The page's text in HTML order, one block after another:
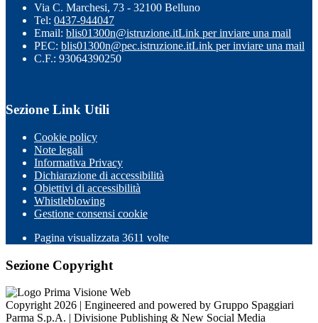
Via C. Marchesi, 73 - 32100 Belluno
Tel: 0437-944047
Email: blis01300n@istruzione.itLink per inviare una mail
PEC: blis01300n@pec.istruzione.itLink per inviare una mail
C.F.: 93064390250
Sezione Link Utili
Cookie policy
Note legali
Informativa Privacy
Dichiarazione di accessibilità
Obiettivi di accessibilità
Whistleblowing
Gestione consensi cookie
Pagina visualizzata 3611 volte
Sezione Copyright
Copyright 2026 | Engineered and powered by Gruppo Spaggiari
Parma S.p.A. | Divisione Publishing & New Social Media